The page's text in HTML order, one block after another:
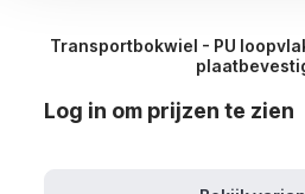
Transportbokwiel - PU
Log in om prijzen te zien